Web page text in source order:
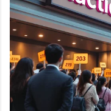
하면서 앞으로의 계획에
해 안정된 생활 환경을
게 만드는데 중점을 두고
식으로 고급 빌라에서의
하고 있다. 아르카디아
처'는 경기 구리시에 위
화를 이루는 아름다운